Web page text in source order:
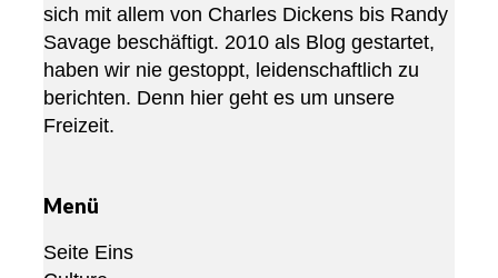
sich mit allem von Charles Dickens bis Randy
Savage beschäftigt. 2010 als Blog gestartet,
haben wir nie gestoppt, leidenschaftlich zu
berichten. Denn hier geht es um unsere
Freizeit.
Menü
Seite Eins